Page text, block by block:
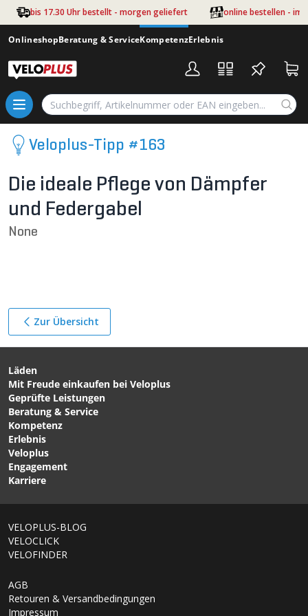
Zum Hauptinhalt springen
bis 17.30 Uhr bestellt - morgen geliefert online bestellen - im
OnlineshopBeratung & ServiceKompetenzErlebnis
Veloplus-Tipp #163
Die ideale Pflege von Dämpfer
und Federgabel
None
Zur Übersicht
Läden
Mit Freude einkaufen bei Veloplus
Geprüfte Leistungen
Beratung & Service
Kompetenz
Erlebnis
Veloplus
Engagement
Karriere
VELOPLUS-BLOG
VELOCLICK
VELOFINDER
AGB
Retouren & Versandbedingungen
Impressum